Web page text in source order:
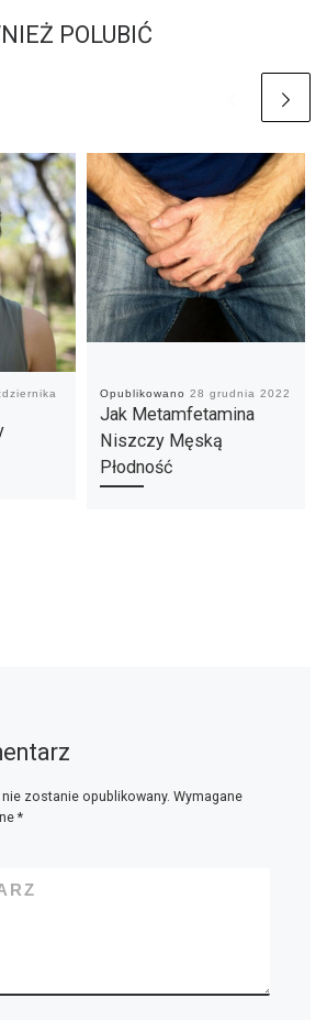
POLUBIĆ
Opublikowano 28 grudnia 2022
Jak Metamfetamina
Niszczy Męską
Płodność
zostanie opublikowany. Wymagane
*